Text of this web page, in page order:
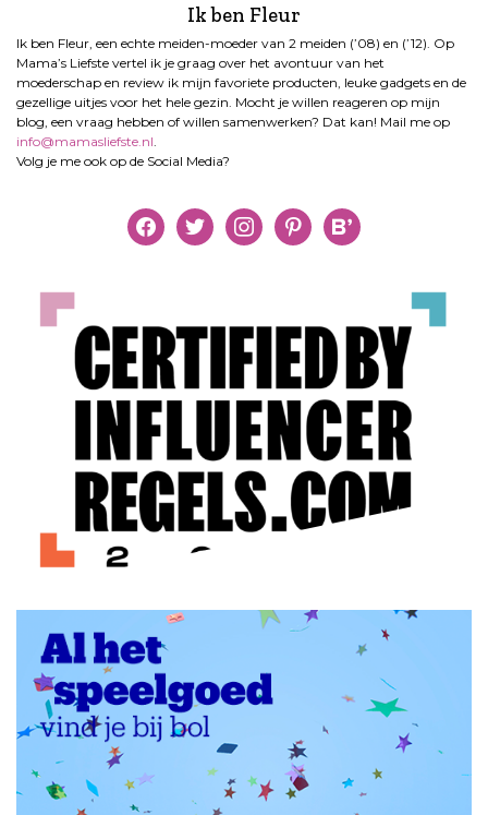
Ik ben Fleur
Ik ben Fleur, een echte meiden-moeder van 2 meiden (’08) en (’12). Op
Mama’s Liefste vertel ik je graag over het avontuur van het
moederschap en review ik mijn favoriete producten, leuke gadgets en de
gezellige uitjes voor het hele gezin. Mocht je willen reageren op mijn
blog, een vraag hebben of willen samenwerken? Dat kan! Mail me op
info@mamasliefste.nl.
Volg je me ook op de Social Media?
facebooktwitter instagrampinterestbloglovin